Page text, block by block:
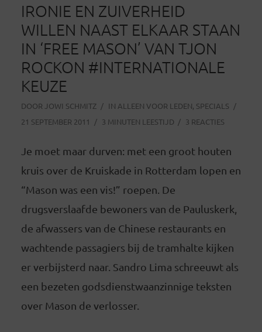
IRONIE EN ZUIVERHEID
WILLEN NAAST ELKAAR STAAN
IN ‘FREE MASON’ VAN TJON
ROCKON #INTERNATIONALE
KEUZE
DOOR JOWI SCHMITZ IN ALLEEN VOOR LEDEN, SPECIALS
21 SEPTEMBER 2011
3 MINUTEN LEESTIJD 3 REACTIES
Je moet maar durven: met een groot houten
kruis over de Kruiskade in Rotterdam lopen en
“Mason was een vis!” roepen. De
drugsverslaafde bewoners van de Pauluskerk,
de afwassers van de Chinese restaurants en
wachtende passagiers bij de tramhalte kijken
er verbijsterd naar. Sandro Lima schreeuwt als
een bezeten godsdienstwaanzinnige teksten
over Mason de verlosser.